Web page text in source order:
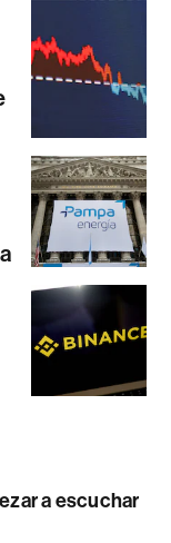
a escuchar